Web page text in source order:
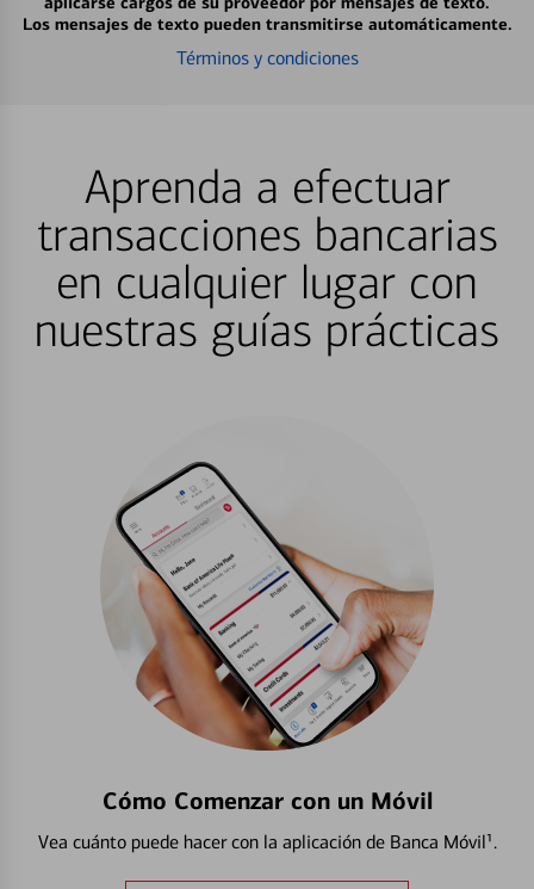
Los mensajes de texto pueden transmitirse automáticamente.
Términos y condiciones
Aprenda a efectuar
transacciones bancarias
en cualquier lugar con
nuestras guías prácticas
Cómo Comenzar con un Móvil
Vea cuánto puede hacer con la aplicación de Banca Móvil¹.